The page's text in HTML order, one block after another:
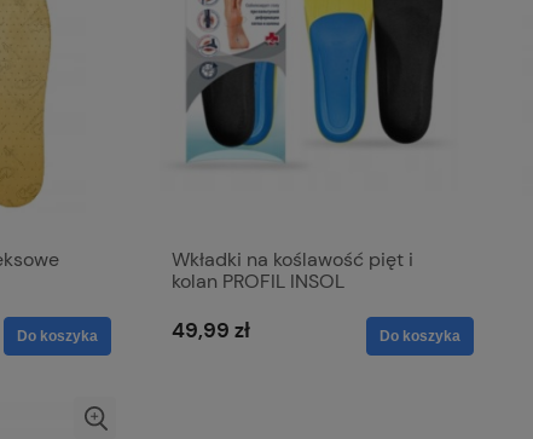
Do koszyka
Wkładki na koślawość pięt i
kolan PROFIL INSOL
49,99 zł Do koszyka